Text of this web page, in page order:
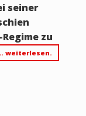
seiner
zu
weiterlesen.